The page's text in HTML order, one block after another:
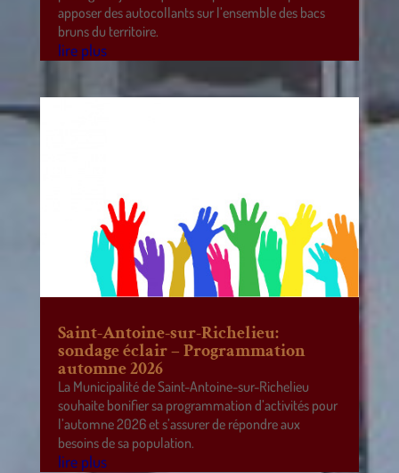
apposer des autocollants sur l’ensemble des bacs
bruns du territoire.
lire plus
Saint-Antoine-sur-Richelieu:
sondage éclair – Programmation
automne 2026
La Municipalité de Saint-Antoine-sur-Richelieu
souhaite bonifier sa programmation d’activités pour
l’automne 2026 et s’assurer de répondre aux
besoins de sa population.
lire plus